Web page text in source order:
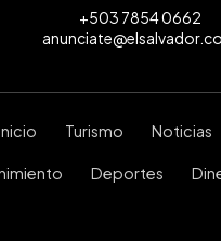
+503 7854 0662
Turismo Noticias
Deportes